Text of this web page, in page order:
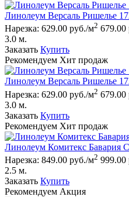
Линолеум Версаль Ришелье
Нарезка: 629.00 руб./м2 679.00
3.0 м.
Заказать Купить
Рекомендуем Хит продаж
Линолеум Версаль Ришелье
Нарезка: 629.00 руб./м2 679.00
3.0 м.
Заказать Купить
Рекомендуем Хит продаж
Линолеум Комитекс Бавария
Нарезка: 849.00 руб./м2 999.00
2.5 м.
Заказать Купить
Рекомендуем Акция